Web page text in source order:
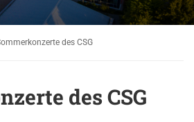
des CSG
des CSG